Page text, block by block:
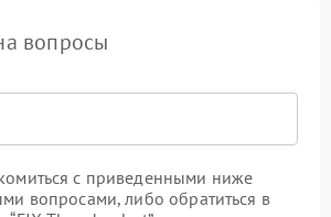
вопросы
с приведенными ниже
вопросами, либо обратиться в